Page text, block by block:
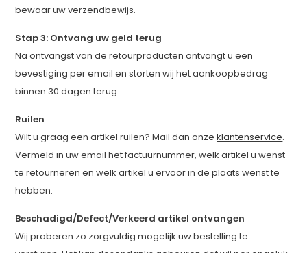
bewaar uw verzendbewijs.
Stap 3: Ontvang uw geld terug
Na ontvangst van de retourproducten ontvangt u een
bevestiging per email en storten wij het aankoopbedrag
binnen 30 dagen terug.
Ruilen
Wilt u graag een artikel ruilen? Mail dan onzeklantenservice.
Vermeld in uw email het factuurnummer, welk artikel u wenst
te retourneren en welk artikel u ervoor in de plaats wenst te
hebben.
Beschadigd/Defect/Verkeerd artikel ontvangen
Wij proberen zo zorgvuldig mogelijk uw bestelling te